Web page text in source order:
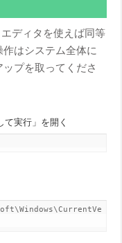
ディタを使えば同等
はシステム全体に
プを取ってくださ
実行」を開く